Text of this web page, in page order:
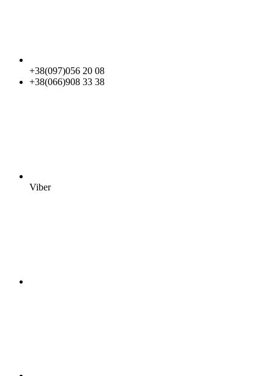
+38(097)056 20 08
+38(066)908 33 38
Viber